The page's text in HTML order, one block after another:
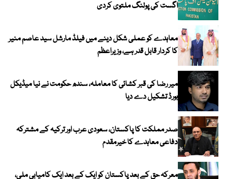
اگست کی پولنگ ملتوی کردی
معاہدے کو عملی شکل دینے میں فیلڈ مارشل سید عاصم منیر
کا کردار قابل قدر ہے، وزیراعظم
میر رضا کی قبر کشائی کا معاملہ، سندھ حکومت نے نیا میڈیکل
بورڈ تشکیل دے دیا
صدر مملکت کا پاکستان، سعودی عرب اور ترکیہ کے مشترکہ
دفاعی معاہدے کا خیرمقدم
معرکہ حق کے بعد پاکستان کو ایک کے بعد ایک کامیابی ملی،